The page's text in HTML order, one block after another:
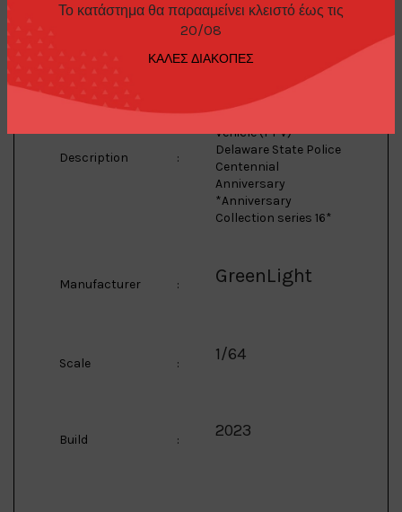
Το κατάστημα θα παρααμείνει κλειστό έως τις
20/08
ΚΑΛΕΣ ΔΙΑΚΟΠΕΣ
Tahoe
Description :
1/64 2023 Chevrolet
Tahoe Police Pursuit
Vehicle (PPV)
Delaware State Police
Centennial
Anniversary
*Anniversary
Collection series 16*
Manufacturer : GreenLight
Scale : 1/64
Build : 2023